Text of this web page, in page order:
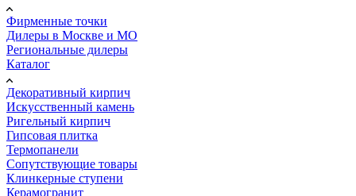
Фирменные точки
Дилеры в Москве и МО
Региональные дилеры
Каталог
Декоративный кирпич
Искусственный камень
Ригельный кирпич
Гипсовая плитка
Термопанели
Сопутствующие товары
Клинкерные ступени
Керамогранит